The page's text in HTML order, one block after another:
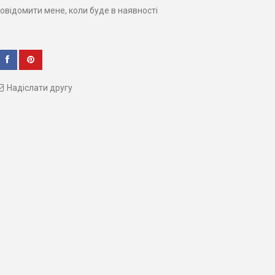
мене, коли буде в наявності
Надіслати другу